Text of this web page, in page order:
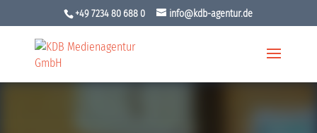
+49 7234 80 688 0 info@kdb-agentur.de